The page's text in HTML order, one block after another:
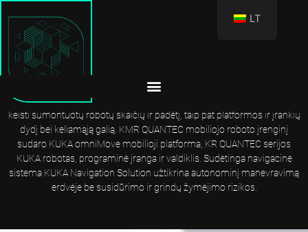
KMR QUANTEC: SAVARANKIŠKAS IR TIKSLUS
KMR QUANTEC sujungia KUKA robotus, mobiliąsias platformas ir kitus
pramoninės klasės komponentus, kad sukurtų sudėtingą mobiliųjų
robotų sistemą. Dėl kintamų komponentų galime pasiūlyti individualius
sprendimus - tiksliai pritaikytus atitinkamiems reikalavimams. Galima
keisti sumontuotų robotų skaičių ir padėtį, taip pat platformos ir įrankių
dydį bei keliamąją galią. KMR QUANTEC mobiliojo roboto įrenginį
sudaro KUKA omniMove mobilioji platforma, KR QUANTEC serijos
KUKA robotas, programinė įranga ir valdiklis. Sudėtinga navigacinė
sistema KUKA Navigation Solution užtikrina autonominį manevravimą
erdvėje be susidūrimo ir grindų žymėjimo rizikos.
LT